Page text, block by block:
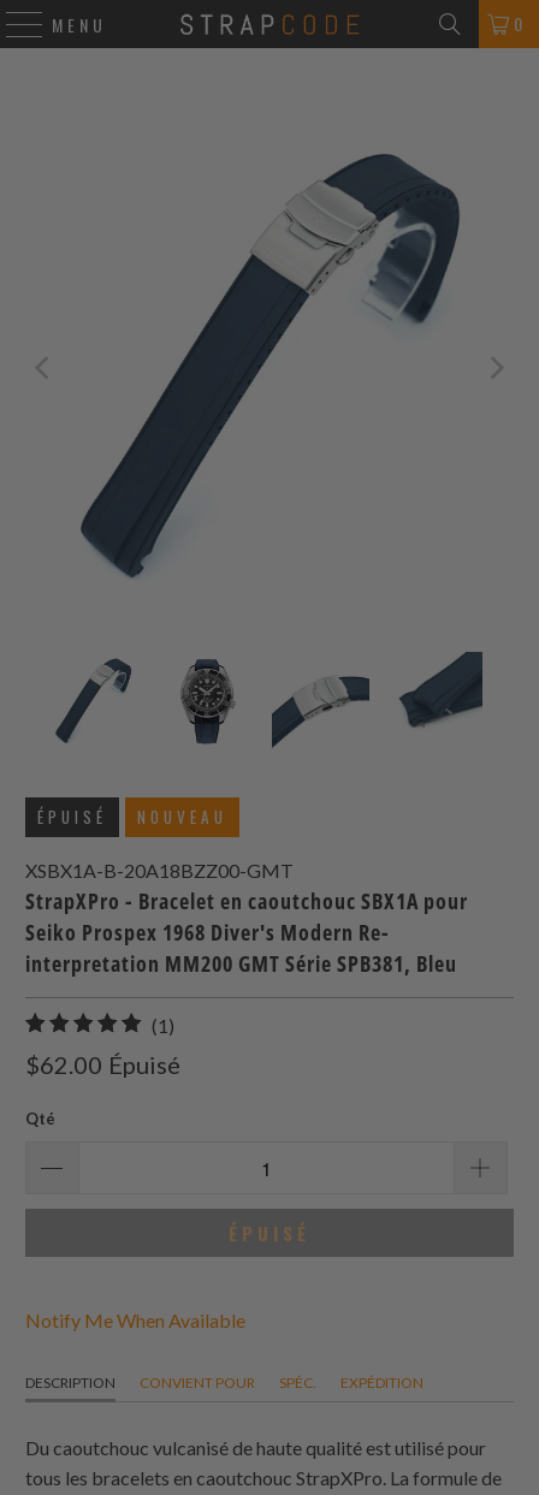
MENU 0
ÉPUISÉ NOUVEAU
XSBX1A-B-20A18BZZ00-GMT
StrapXPro - Bracelet en caoutchouc SBX1A pour
Seiko Prospex 1968 Diver's Modern Re-
interpretation MM200 GMT Série SPB381, Bleu
(1)
total
$62.00 Épuisé
Qté
ÉPUISÉ
Notify Me When Available
DESCRIPTION CONVIENT POUR SPÉC. EXPÉDITION
Du caoutchouc vulcanisé de haute qualité est utilisé pour
tous les bracelets en caoutchouc StrapXPro. La formule de